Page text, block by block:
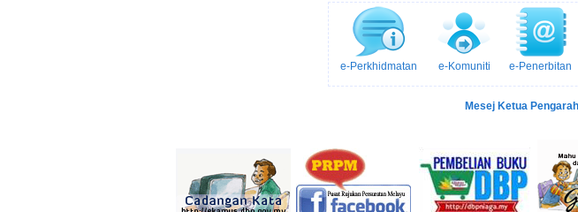
e-Perkhidmatan e-Komuniti e-Penerbitan
Mesej Ketua